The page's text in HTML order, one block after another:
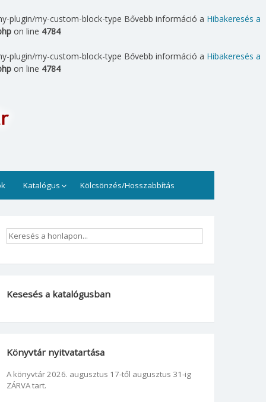
plugin/my-custom-block-type Bővebb információ a Hibakeresés a
on line 4784
plugin/my-custom-block-type Bővebb információ a Hibakeresés a
on line 4784
Katalógus Kölcsönzés/Hosszabbítás
Kesesés a katalógusban
Könyvtár nyitvatartása
A könyvtár 2026. augusztus 17-től augusztus 31-ig
ZÁRVA tart.